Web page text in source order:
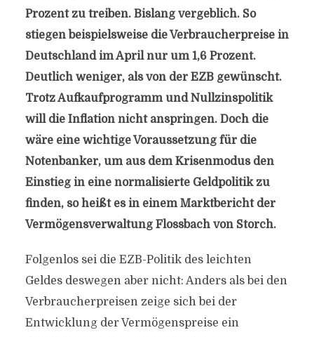
Prozent zu treiben. Bislang vergeblich. So
stiegen beispielsweise die Verbraucherpreise in
Deutschland im April nur um 1,6 Prozent.
Deutlich weniger, als von der EZB gewünscht.
Trotz Aufkaufprogramm und Nullzinspolitik
will die Inflation nicht anspringen. Doch die
wäre eine wichtige Voraussetzung für die
Notenbanker, um aus dem Krisenmodus den
Einstieg in eine normalisierte Geldpolitik zu
finden, so heißt es in einem Marktbericht der
Vermögensverwaltung Flossbach von Storch.
Folgenlos sei die EZB-Politik des leichten
Geldes deswegen aber nicht: Anders als bei den
Verbraucherpreisen zeige sich bei der
Entwicklung der Vermögenspreise ein